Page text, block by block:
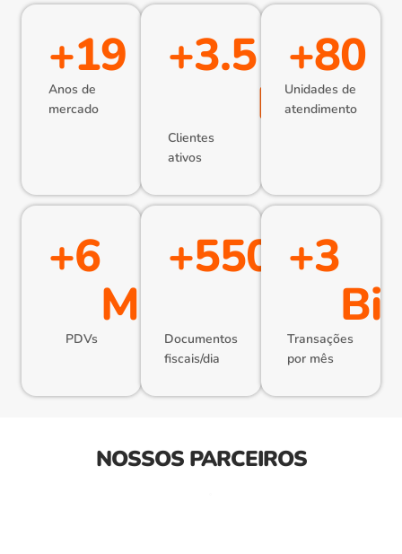
Anos de
mercado
+19
Clientes
ativos
+3.5
Mil
Unidades de
atendimento
+80
PDVs
+6
Mil
Documentos
fiscais/dia
+550
Transações
por mês
+3
Bi
NOSSOS PARCEIROS